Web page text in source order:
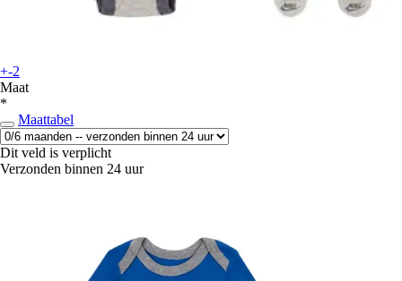
+-2
Maat
*
Maattabel
Dit veld is verplicht
Verzonden binnen 24 uur